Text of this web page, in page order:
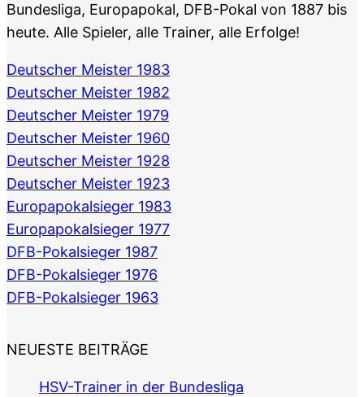
Bundesliga, Europapokal, DFB-Pokal von 1887 bis
heute. Alle Spieler, alle Trainer, alle Erfolge!
Deutscher Meister 1983
Deutscher Meister 1982
Deutscher Meister 1979
Deutscher Meister 1960
Deutscher Meister 1928
Deutscher Meister 1923
Europapokalsieger 1983
Europapokalsieger 1977
DFB-Pokalsieger 1987
DFB-Pokalsieger 1976
DFB-Pokalsieger 1963
NEUESTE BEITRÄGE
HSV-Trainer in der Bundesliga